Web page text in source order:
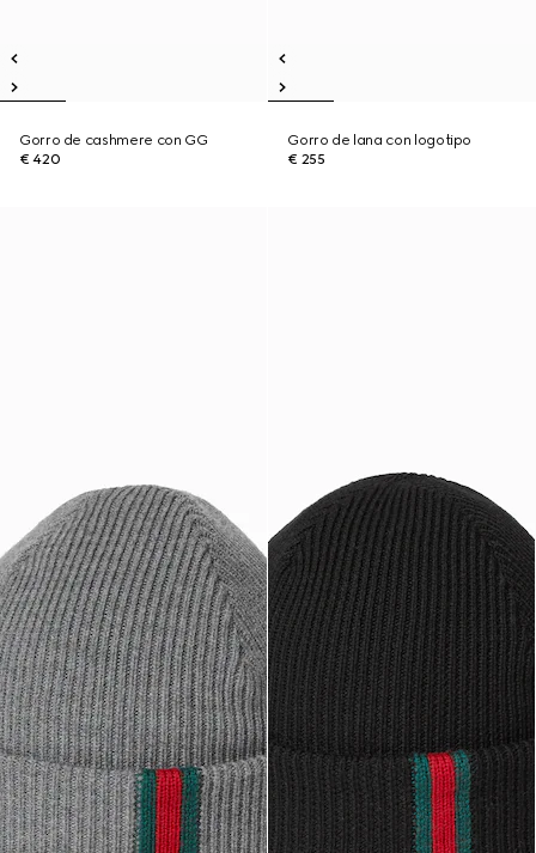
Gorro de cashmere con GG
€ 420
Gorro de lana con logotipo
€ 255